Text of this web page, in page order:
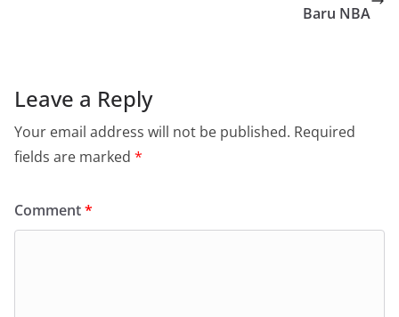
Baru NBA
Leave a Reply
Your email address will not be published. Required
fields are marked *
Comment*